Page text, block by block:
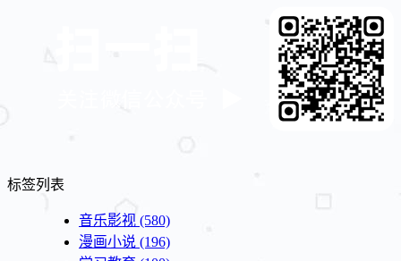
标签列表
音乐影视 (580)
漫画小说 (196)